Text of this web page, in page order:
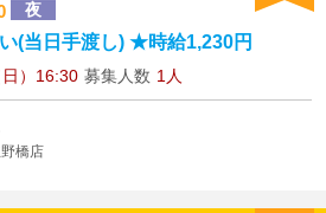
夜
(当日手渡し) ★時給1,230円
）16:30 募集人数 1人
橋店